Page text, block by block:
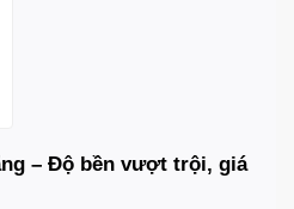
– Độ bền vượt trội, giá